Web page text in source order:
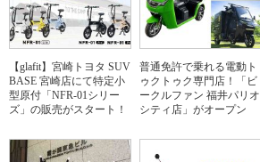
【glafit】宮崎トヨタ SUV
BASE 宮崎店にて特定小
型原付「NFR-01シリー
ズ」の販売がスタート！
普通免許で乗れる電動ト
ゥクトゥク専門店！「ビ
ークルファン 福井パリオ
シティ店」がオープン